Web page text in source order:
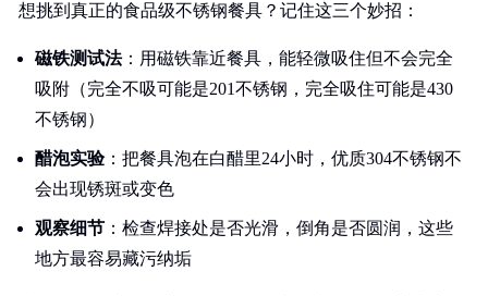
想挑到真正的食品级不锈钢餐具？记住这三个妙招：
磁铁测试法：用磁铁靠近餐具，能轻微吸住但不会完全
吸附（完全不吸可能是201不锈钢，完全吸住可能是430
不锈钢）
醋泡实验：把餐具泡在白醋里24小时，优质304不锈钢不
会出现锈斑或变色
观察细节 ：检查焊接处是否光滑，倒角是否圆润，这些
地方最容易藏污纳垢